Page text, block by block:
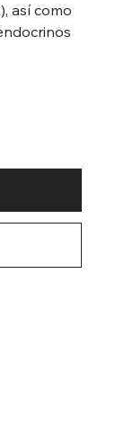
así como